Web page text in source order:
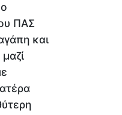
ΠΑΣ
και